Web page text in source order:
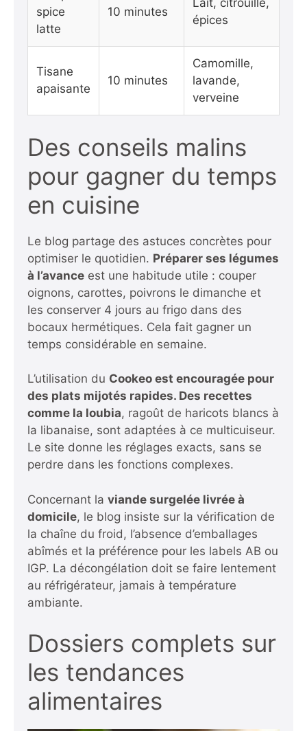
spice
latte
10 minutes
épices
Tisane
apaisante
10 minutes
Camomille,
lavande,
verveine
Des conseils malins
pour gagner du temps
en cuisine
Le blog partage des astuces concrètes pour
optimiser le quotidien. Préparer ses légumes
à l’avance est une habitude utile : couper
oignons, carottes, poivrons le dimanche et
les conserver 4 jours au frigo dans des
bocaux hermétiques. Cela fait gagner un
temps considérable en semaine.
L’utilisation du Cookeo est encouragée pour
des plats mijotés rapides. Des recettes
comme la loubia, ragoût de haricots blancs à
la libanaise, sont adaptées à ce multicuiseur.
Le site donne les réglages exacts, sans se
perdre dans les fonctions complexes.
Concernant la viande surgelée livrée à
domicile, le blog insiste sur la vérification de
la chaîne du froid, l’absence d’emballages
abîmés et la préférence pour les labels AB ou
IGP. La décongélation doit se faire lentement
au réfrigérateur, jamais à température
ambiante.
Dossiers complets sur
les tendances
alimentaires